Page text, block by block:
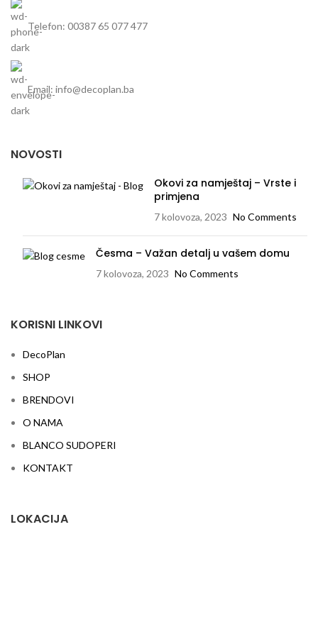
Telefon: 00387 65 077 477
Email: info@decoplan.ba
NOVOSTI
Okovi za namještaj – Vrste i
primjena
7 kolovoza, 2023 No Comments
Česma – Važan detalj u vašem domu
7 kolovoza, 2023 No Comments
KORISNI LINKOVI
DecoPlan
SHOP
BRENDOVI
O NAMA
BLANCO SUDOPERI
KONTAKT
LOKACIJA